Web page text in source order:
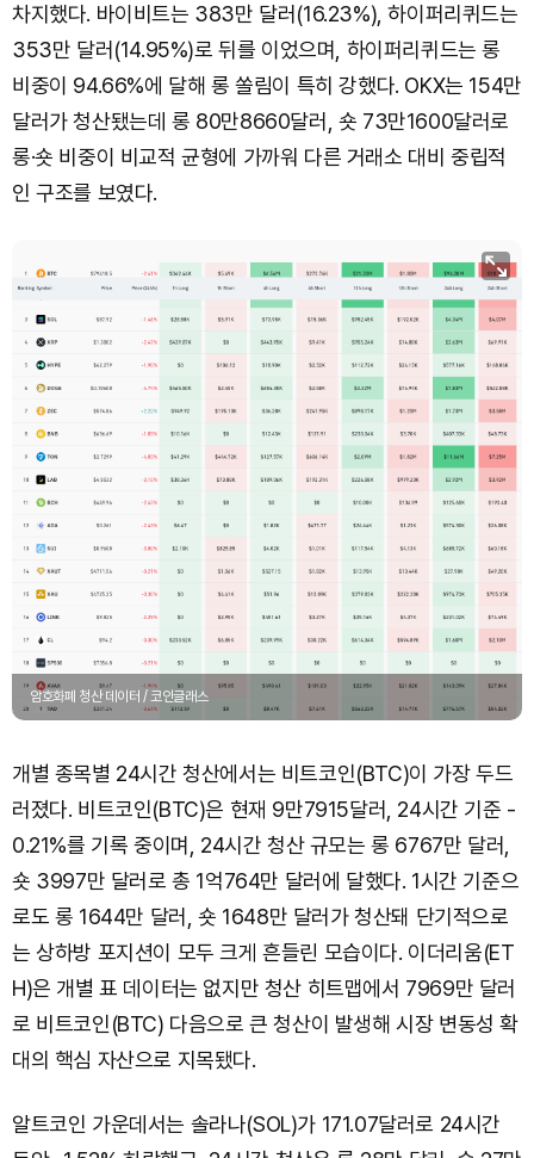
차지했다. 바이비트는 383만 달러(16.23%), 하이퍼리퀴드는
353만 달러(14.95%)로 뒤를 이었으며, 하이퍼리퀴드는 롱
비중이 94.66%에 달해 롱 쏠림이 특히 강했다. OKX는 154만
달러가 청산됐는데 롱 80만8660달러, 숏 73만1600달러로
롱·숏 비중이 비교적 균형에 가까워 다른 거래소 대비 중립적
인 구조를 보였다.
암호화폐 청산 데이터 / 코인글래스
개별 종목별 24시간 청산에서는 비트코인(BTC)이 가장 두드
러졌다. 비트코인(BTC)은 현재 9만7915달러, 24시간 기준 -
0.21%를 기록 중이며, 24시간 청산 규모는 롱 6767만 달러,
숏 3997만 달러로 총 1억764만 달러에 달했다. 1시간 기준으
로도 롱 1644만 달러, 숏 1648만 달러가 청산돼 단기적으로
는 상하방 포지션이 모두 크게 흔들린 모습이다. 이더리움(ET
H)은 개별 표 데이터는 없지만 청산 히트맵에서 7969만 달러
로 비트코인(BTC) 다음으로 큰 청산이 발생해 시장 변동성 확
대의 핵심 자산으로 지목됐다.
알트코인 가운데서는 솔라나(SOL)가 171.07달러로 24시간